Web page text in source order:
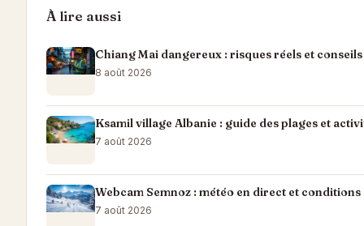
À lire aussi
Chiang Mai dangereux : risques réels et
8 août 2026
Ksamil village Albanie : guide des plages et
7 août 2026
Webcam Semnoz : météo en direct et conditions
7 août 2026